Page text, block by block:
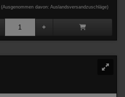
(Ausgenommen davon: Auslandsversandzuschläge)